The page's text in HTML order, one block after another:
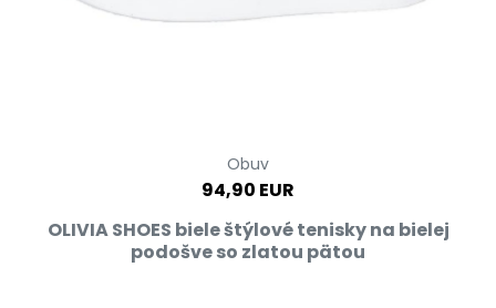
Obuv
94,90 EUR
OLIVIA SHOES biele štýlové tenisky na bielej
podošve so zlatou pätou